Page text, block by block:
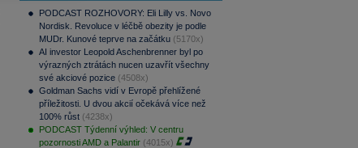
PODCAST ROZHOVORY: Eli Lilly vs. Novo
Nordisk. Revoluce v léčbě obezity je podle
MUDr. Kunové teprve na začátku (5170x)
AI investor Leopold Aschenbrenner byl po
výrazných ztrátách nucen uzavřít všechny
své akciové pozice (4508x)
Goldman Sachs vidí v Evropě přehlížené
příležitosti. U dvou akcií očekává více než
100% růst (4238x)
PODCAST Týdenní výhled: V centru
pozornosti AMD a Palantir (4015x)